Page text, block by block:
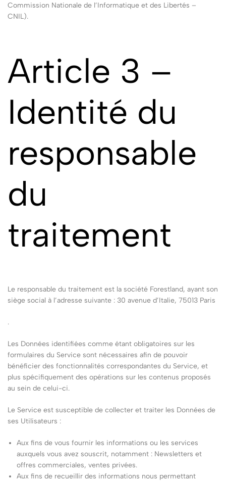
Commission Nationale de l’Informatique et des Libertés –
CNIL).
Article 3 –
Identité du
responsable
du
traitement
Le responsable du traitement est la société Forestland, ayant son
siège social à l’adresse suivante : 30 avenue d’Italie, 75013 Paris
.
Les Données identifiées comme étant obligatoires sur les
formulaires du Service sont nécessaires afin de pouvoir
bénéficier des fonctionnalités correspondantes du Service, et
plus spécifiquement des opérations sur les contenus proposés
au sein de celui-ci.
Le Service est susceptible de collecter et traiter les Données de
ses Utilisateurs :
Aux fins de vous fournir les informations ou les services
auxquels vous avez souscrit, notamment : Newsletters et
offres commerciales, ventes privées.
Aux fins de recueillir des informations nous permettant